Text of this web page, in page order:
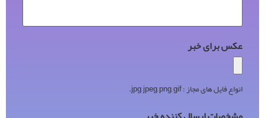
عکس برای خبر
انواع فایل های مجاز : jpg, jpeg, png, gif.